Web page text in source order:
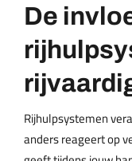
De
Rijhulpsystemen
anders reageert op